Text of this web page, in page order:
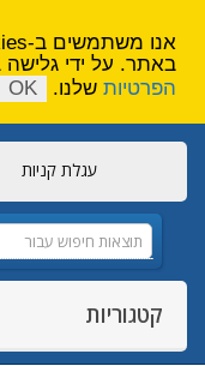
עגלת קניות
קטגוריות
באתר. על ידי
הפרטיות שלנו. OK